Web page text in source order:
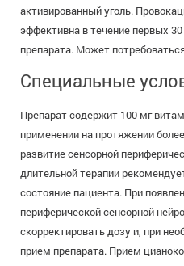
активированный уголь.
эффективна в течение первых
препарата. Может
Специальные
Препарат содержит 100 мг
применении на протяжении
развитие сенсорной
длительной терапии
состояние пациента. При
периферической сенсорной
скорректировать дозу и, при
прием препарата. Прием